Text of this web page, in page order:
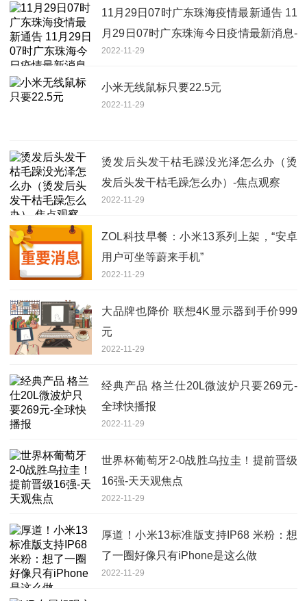
11月29日07时广东珠海疫情最新通告 11
月29日07时广东珠海今日疫情最新消息-
全球新动态
2022-11-29
小米无线鼠标只要22.5元
2022-11-29
烫发后头发干枯毛躁没光泽怎么办（烫
发后头发干枯毛躁怎么办）-焦点观察
2022-11-29
ZOL科技早餐：小米13系列上架，“安卓
用户可坐等蔚来手机”
2022-11-29
大品牌也降价 联想4K显示器到手价999
元
2022-11-29
经典产品 格兰仕20L微波炉只要269元-
全球快播报
2022-11-29
世界杯葡萄牙2-0战胜乌拉圭！提前晋级
16强-天天观焦点
2022-11-29
厚道！小米13标准版支持IP68 米粉：想
了一圈好像只有iPhone是这么做
2022-11-29